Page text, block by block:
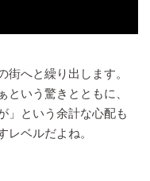
へと繰り出します。
いう驚きとともに、
」という余計な心配も
レベルだよね。